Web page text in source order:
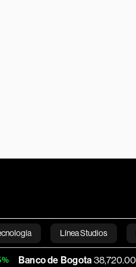
Línea Studios
English
Bogota 38,720.00 -0.21%